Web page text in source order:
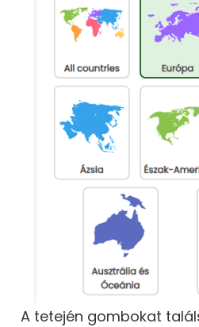
A tetején gombokat